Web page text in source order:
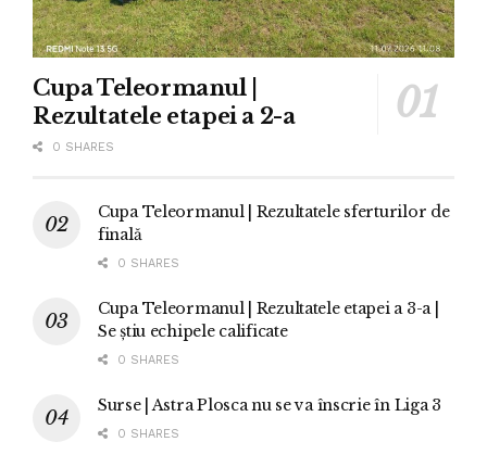
Cupa Teleormanul |
Rezultatele etapei a 2-a
0 SHARES
Cupa Teleormanul | Rezultatele sferturilor de
finală
0 SHARES
Cupa Teleormanul | Rezultatele etapei a 3-a |
Se știu echipele calificate
0 SHARES
Surse | Astra Plosca nu se va înscrie în Liga 3
0 SHARES